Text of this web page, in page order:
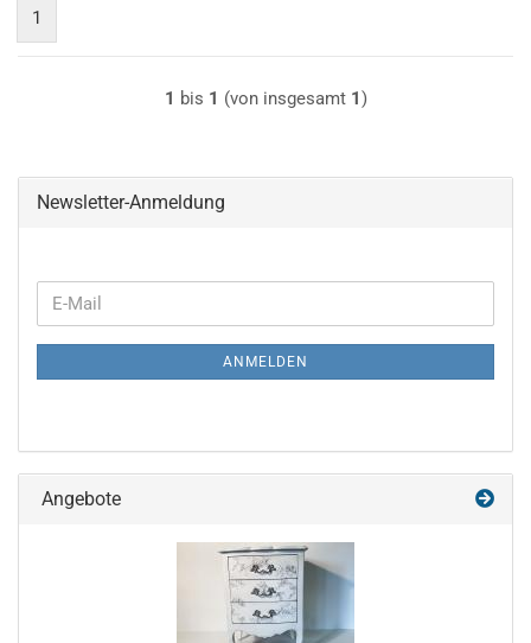
1
1 bis 1 (von insgesamt 1)
Newsletter-Anmeldung
WEITER
ZUR
NEWSLETTER-
E-
Mail
ANMELDEN
Angebote